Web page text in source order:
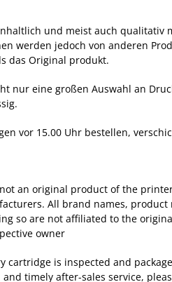
und meist auch qualitativ
werden jedoch von anderen
das Original produkt.
nur eine großen Auswahl an
vor 15.00 Uhr bestellen,
an original product of the
All brand names,
so are not affiliated to the
owner
cartridge is inspected and
timely after-sales service,